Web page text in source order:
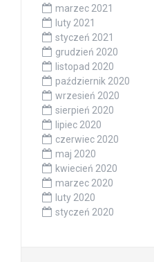
marzec 2021
luty 2021
styczeń 2021
grudzień 2020
listopad 2020
październik 2020
wrzesień 2020
sierpień 2020
lipiec 2020
czerwiec 2020
maj 2020
kwiecień 2020
marzec 2020
luty 2020
styczeń 2020